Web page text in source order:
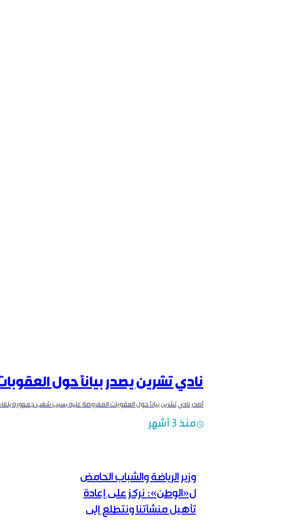
نادي تشرين يصدر بياناً حول
منذ 3 أشهر
وزير الرياضة والشباب الحامض
ل«الوطن»: نركز على إعادة
تأهيل منشآتنا ونتطلع إلى